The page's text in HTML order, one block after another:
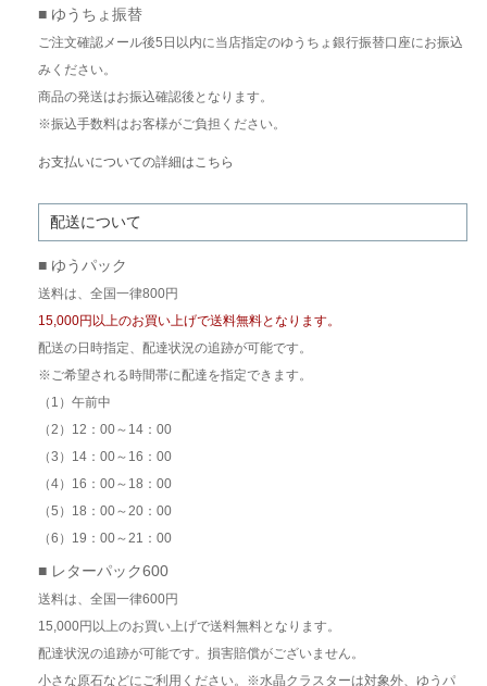
■ ゆうちょ振替
ご注文確認メール後5日以内に当店指定のゆうちょ銀行振替口座にお振込
みください。
商品の発送はお振込確認後となります。
※振込手数料はお客様がご負担ください。
お支払いについての詳細はこちら
配送について
■ ゆうパック
送料は、全国一律800円
15,000円以上のお買い上げで送料無料となります。
配送の日時指定、配達状況の追跡が可能です。
※ご希望される時間帯に配達を指定できます。
（1）午前中
（2）12：00～14：00
（3）14：00～16：00
（4）16：00～18：00
（5）18：00～20：00
（6）19：00～21：00
■ レターパック600
送料は、全国一律600円
15,000円以上のお買い上げで送料無料となります。
配達状況の追跡が可能です。損害賠償がございません。
小さな原石などにご利用ください。※水晶クラスターは対象外、ゆうパ